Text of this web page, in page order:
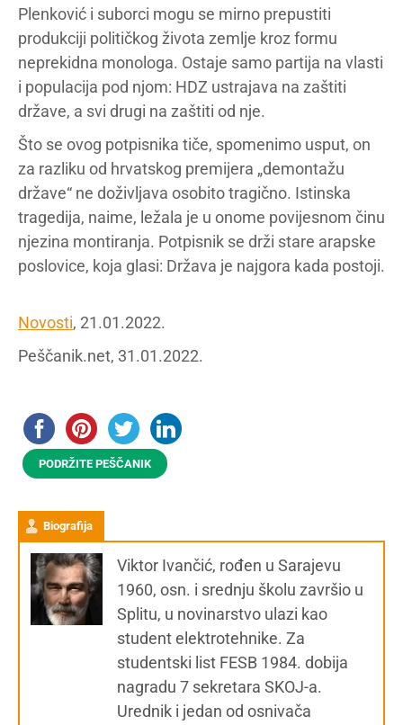
Plenković i suborci mogu se mirno prepustiti
produkciji političkog života zemlje kroz formu
neprekidna monologa. Ostaje samo partija na vlasti
i populacija pod njom: HDZ ustrajava na zaštiti
države, a svi drugi na zaštiti od nje.
Što se ovog potpisnika tiče, spomenimo usput, on
za razliku od hrvatskog premijera „demontažu
države“ ne doživljava osobito tragično. Istinska
tragedija, naime, ležala je u onome povijesnom činu
njezina montiranja. Potpisnik se drži stare arapske
poslovice, koja glasi: Država je najgora kada postoji.
Novosti, 21.01.2022.
Peščanik.net, 31.01.2022.
PODRŽITE PEŠČANIK
Biografija
Viktor Ivančić, rođen u Sarajevu
1960, osn. i srednju školu završio u
Splitu, u novinarstvo ulazi kao
student elektrotehnike. Za
studentski list FESB 1984. dobija
nagradu 7 sekretara SKOJ-a.
Urednik i jedan od osnivača